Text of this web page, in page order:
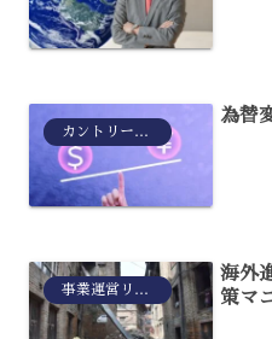
カントリーリスク
為替
事業運営リスク
海外
策マ